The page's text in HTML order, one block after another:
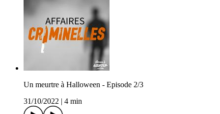
Un meurtre à Halloween - Episode 2/3
31/10/2022
4 min